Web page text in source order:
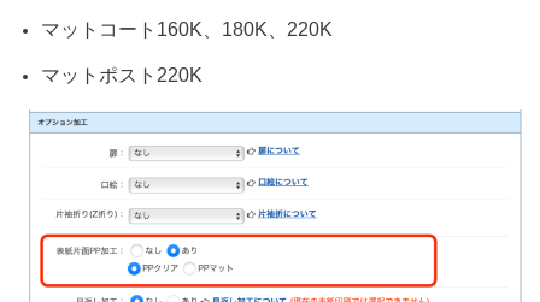
マットコート160K、180K、220K
マットポスト220K